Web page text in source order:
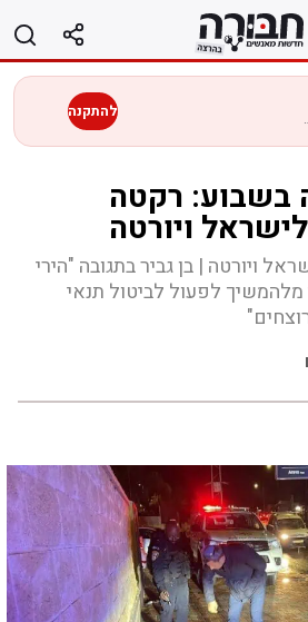
בנייד להתקנה
בשבוע: רקטה
ויורטה
ויורטה | בן גביר בתגובה "הירי
לפעול לביטול תנאי